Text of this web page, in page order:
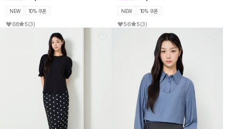
NEW 10% 쿠폰
68 5(3)
NEW 10% 쿠폰
56 5(3)